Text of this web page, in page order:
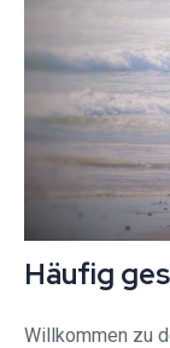
Häufig
Willkommen zu